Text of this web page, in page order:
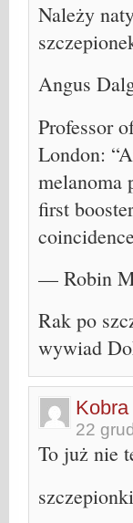
Należy
Angus
Professor
London:
melanoma
first
— Robin
Rak po
wywiad
Kobra
22
To już nie